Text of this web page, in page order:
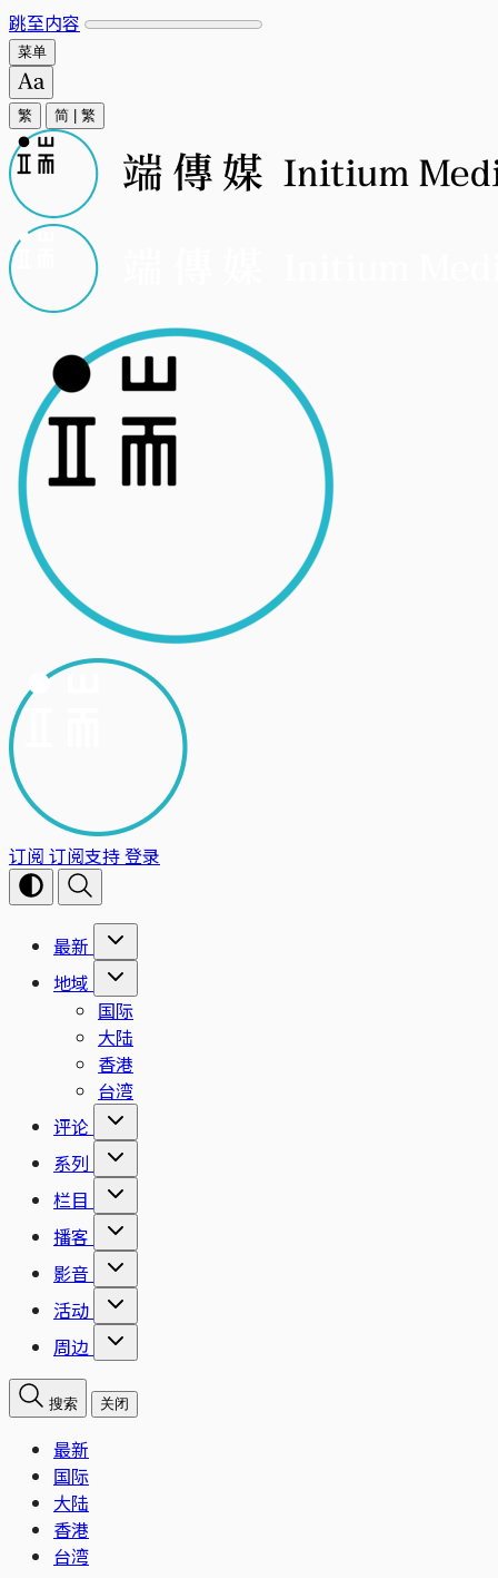
跳至内容
菜单
繁 简 繁
订阅 订阅支持登录
最新
地域
国际
大陆
香港
台湾
评论
系列
栏目
播客
影音
活动
周边
搜索 关闭
最新
国际
大陆
香港
台湾